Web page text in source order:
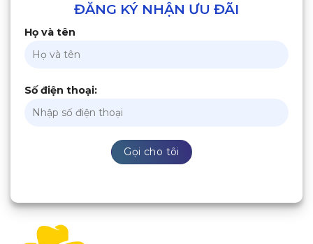
ĐĂNG KÝ NHẬN ƯU ĐÃI
Họ và tên
Số điện thoại: